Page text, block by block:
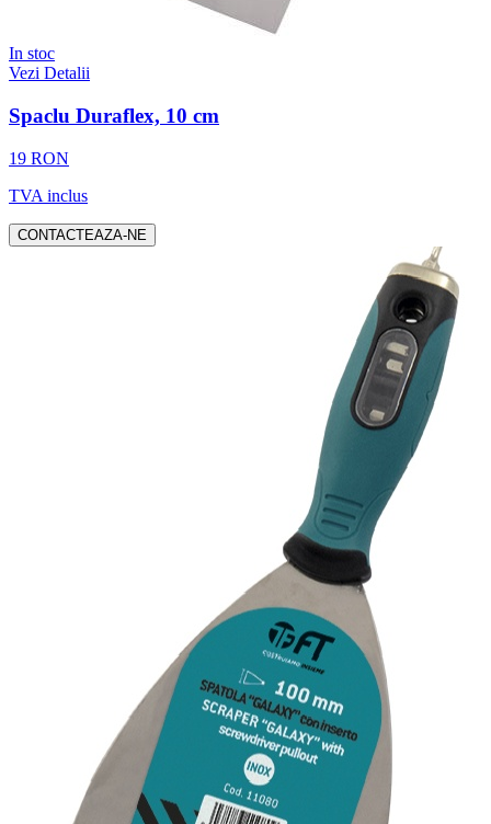
In stoc
Vezi Detalii
Spaclu Duraflex, 10 cm
19 RON
TVA inclus
CONTACTEAZA-NE